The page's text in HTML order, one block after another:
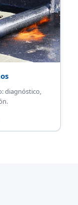
diagnóstico,